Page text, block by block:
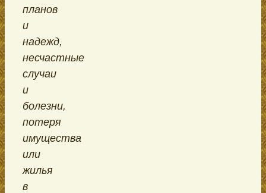
планов
и
надежд,
несчастные
случаи
и
болезни,
потеря
имущества
или
жилья
в